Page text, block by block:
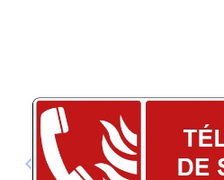
Précédent
keyboard_arrow_left